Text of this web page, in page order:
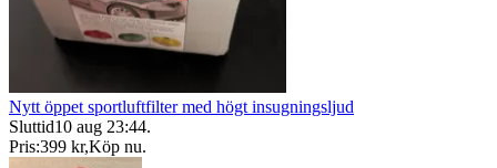
Nytt öppet sportluftfilter med högt insugningsljud
Sluttid10 aug 23:44.
Pris:399 kr,Köp nu.